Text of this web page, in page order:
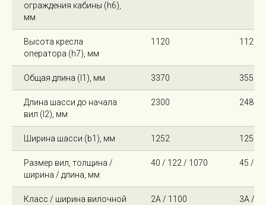
ограждения кабины (h6),
мм
Высота кресла
оператора (h7), мм
1120 1120
Общая длина (l1), мм 3370 3550
Длина шасси до начала
вил (l2), мм
2300 2480
Ширина шасси (b1), мм 1252 1252
Размер вил, толщина /
ширина / длина, мм
40 / 122 / 1070 45 /
Класс / ширина вилочной
2А / 1100 3А /